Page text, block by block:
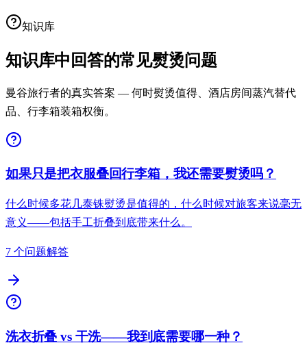
知识库
知识库中回答的常见熨烫问题
曼谷旅行者的真实答案 — 何时熨烫值得、酒店房间蒸汽替代
品、行李箱装箱权衡。
如果只是把衣服叠回行李箱，我还需要熨烫吗？
什么时候多花几泰铢熨烫是值得的，什么时候对旅客来说毫无
意义——包括手工折叠到底带来什么。
7 个问题解答
洗衣折叠 vs 干洗——我到底需要哪一种？